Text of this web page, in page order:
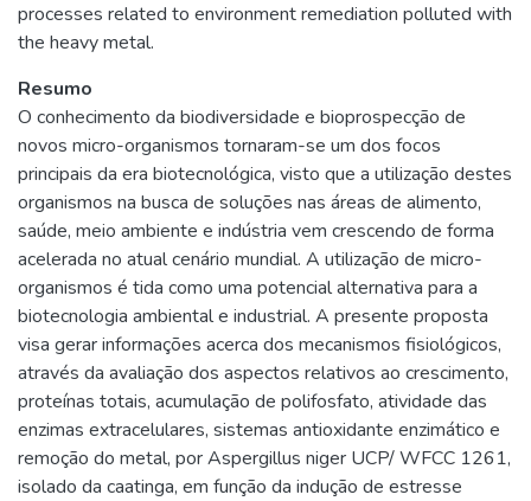
processes related to environment remediation polluted with
the heavy metal.
Resumo
O conhecimento da biodiversidade e bioprospecção de
novos micro-organismos tornaram-se um dos focos
principais da era biotecnológica, visto que a utilização destes
organismos na busca de soluções nas áreas de alimento,
saúde, meio ambiente e indústria vem crescendo de forma
acelerada no atual cenário mundial. A utilização de micro-
organismos é tida como uma potencial alternativa para a
biotecnologia ambiental e industrial. A presente proposta
visa gerar informações acerca dos mecanismos fisiológicos,
através da avaliação dos aspectos relativos ao crescimento,
proteínas totais, acumulação de polifosfato, atividade das
enzimas extracelulares, sistemas antioxidante enzimático e
remoção do metal, por Aspergillus niger UCP/ WFCC 1261,
isolado da caatinga, em função da indução de estresse